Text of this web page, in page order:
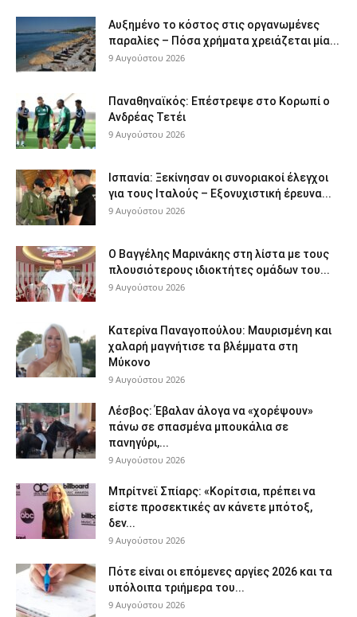
Αυξημένο το κόστος στις οργανωμένες
παραλίες – Πόσα χρήματα χρειάζεται μία...
9 Αυγούστου 2026
Παναθηναϊκός: Επέστρεψε στο Κορωπί ο
Ανδρέας Τετέι
9 Αυγούστου 2026
Ισπανία: Ξεκίνησαν οι συνοριακοί έλεγχοι
για τους Ιταλούς – Εξονυχιστική έρευνα...
9 Αυγούστου 2026
Ο Βαγγέλης Μαρινάκης στη λίστα με τους
πλουσιότερους ιδιοκτήτες ομάδων του...
9 Αυγούστου 2026
Κατερίνα Παναγοπούλου: Μαυρισμένη και
χαλαρή μαγνήτισε τα βλέμματα στη
Μύκονο
9 Αυγούστου 2026
Λέσβος: Έβαλαν άλογα να «χορέψουν»
πάνω σε σπασμένα μπουκάλια σε
πανηγύρι,...
9 Αυγούστου 2026
Μπρίτνεϊ Σπίαρς: «Κορίτσια, πρέπει να
είστε προσεκτικές αν κάνετε μπότοξ,
δεν...
9 Αυγούστου 2026
Πότε είναι οι επόμενες αργίες 2026 και τα
υπόλοιπα τριήμερα του...
9 Αυγούστου 2026